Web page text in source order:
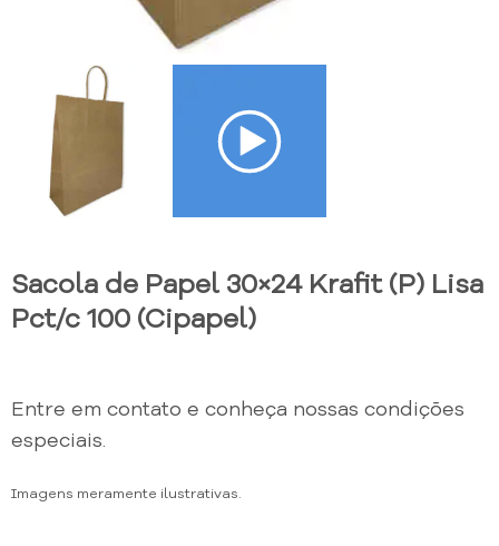
Sacola de Papel 30×24 Krafit (P) Lisa
Pct/c 100 (Cipapel)
Entre em contato e conheça nossas condições
especiais.
Imagens meramente ilustrativas.